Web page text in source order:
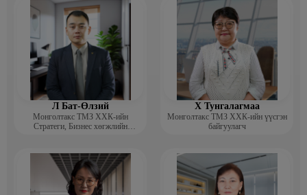
Л Бат-Өлзий
Монголтакс ТМЗ ХХК-ийн
Стратеги, Бизнес хөгжлийн
Х Тунгалагмаа
Монголтакс ТМЗ ХХК-ийн үүсгэн
байгуулагч